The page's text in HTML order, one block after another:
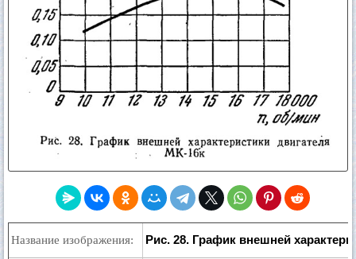
Название изображения: Рис. 28. График внешней